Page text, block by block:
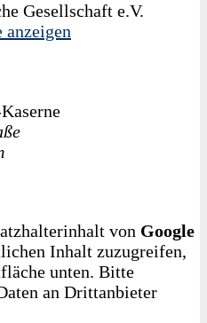
anzeigen
von Google
Inhalt zuzugreifen,
unten. Bitte
an Drittanbieter